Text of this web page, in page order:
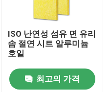
ISO 난연성 섬유 면 유리
솜 절연 시트 알루미늄
호일
최고의 가격